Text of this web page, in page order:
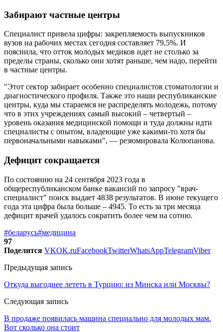
Забирают частные центры
Специалист привела цифры: закрепляемость выпускников
вузов на рабочих местах сегодня составляет 79,5%. И
пояснила, что отток молодых медиков идет не столько за
пределы страны, сколько они хотят раньше, чем надо, перейти
в частные центры.
"Этот сектор забирает особенно специалистов стоматологии и
диагностического профиля. Также это наши республиканские
центры, куда мы стараемся не распределять молодежь, потому
что в этих учреждениях самый высокий – четвертый –
уровень оказания медицинской помощи и туда должны идти
специалисты с опытом, владеющие уже какими-то хотя бы
первоначальными навыками", — резюмировала Колюпанова.
Дефицит сокращается
По состоянию на 24 сентября 2023 года в
общереспубликанском банке вакансий по запросу "врач-
специалист" поиск выдает 4838 результатов. В июне текущего
года эта цифра была больше – 4945. То есть за три месяца
дефицит врачей удалось сократить более чем на сотню.
#беларусь#медицина
97
Поделится VKOK.ruFacebookTwitterWhatsAppTelegramViber
Предыдущая запись
Откуда выгоднее лететь в Турцию: из Минска или Москвы?
Следующая запись
В продаже появилась машина специально для молодых мам.
Вот сколько она стоит